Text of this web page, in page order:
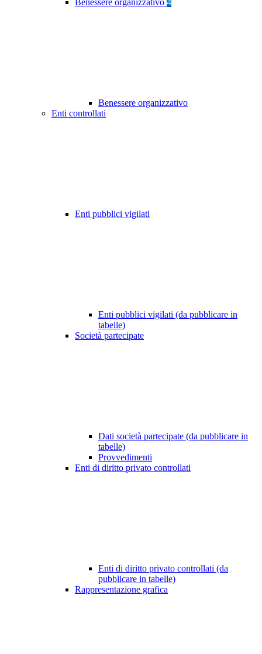
Benessere organizzativo 4
Benessere organizzativo
Enti controllati
Enti pubblici vigilati
Enti pubblici vigilati (da pubblicare in
tabelle)
Società partecipate
Dati società partecipate (da pubblicare in
tabelle)
Provvedimenti
Enti di diritto privato controllati
Enti di diritto privato controllati (da
pubblicare in tabelle)
Rappresentazione grafica